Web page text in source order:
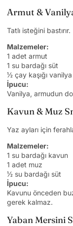
Armut &
Tatlı isteğini bastırır.
Malzemeler:
1 adet armut
1 su bardağı süt
½ çay kaşığı
İpucu:
Vanilya, armudun
Kavun & Muz
Yaz ayları için
Malzemeler:
1 su bardağı kavun
1 adet muz
½ su bardağı süt
İpucu:
Kavunu önceden
gerek kalmaz.
Yaban Mersini